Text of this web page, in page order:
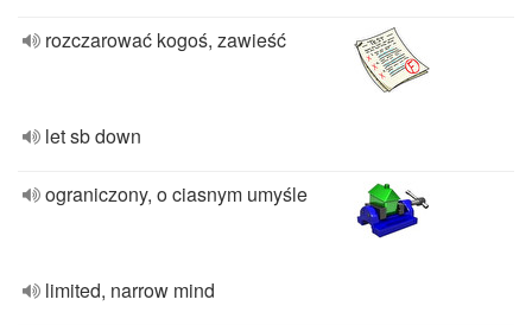
rozczarować kogoś, zawieść
let sb down
ograniczony, o ciasnym umyśle
limited, narrow mind